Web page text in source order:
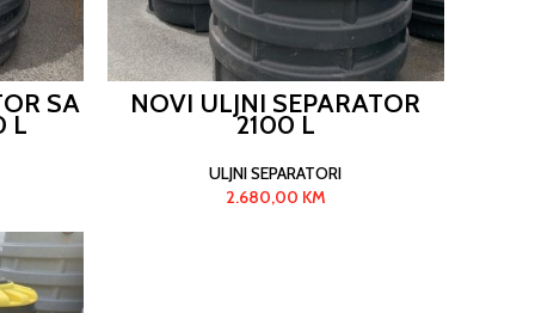
SA
L
NOVI ULJNI SEPARATOR
2100 L
ULJNI SEPARATORI
2.680,00 KM